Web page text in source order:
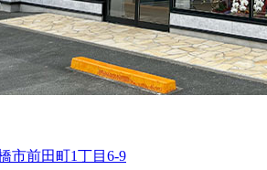
市前田町1丁目6-9